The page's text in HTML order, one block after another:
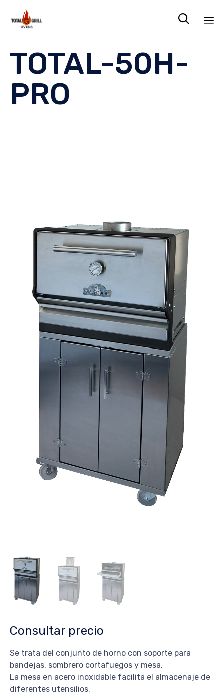

TOTAL-50H-
PRO
Consultar precio
Se trata del conjunto de horno con soporte para
bandejas, sombrero cortafuegos y mesa.
La mesa en acero inoxidable facilita el almacenaje de
diferentes utensilios.